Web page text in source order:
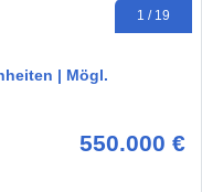
1 / 19
| Mögl.
550.000 €